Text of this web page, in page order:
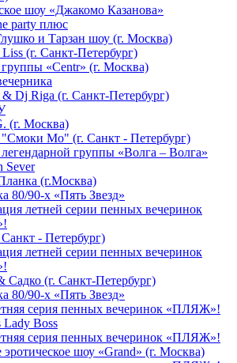
шоу «Джакомо Казанова»
party плюс
и Тарзан шоу (г. Москва)
(г. Санкт-Петербург)
«Centr» (г. Москва)
Dj Riga (г. Санкт-Петербург)
(г. Москва)
Мо" (г. Санкт - Петербург)
группы «Волга – Волга»
Sever
(г.Москва)
80/90-х «Пять Звезд»
летней серии пенных вечеринок
- Петербург)
летней серии пенных вечеринок
Садко (г. Санкт-Петербург)
80/90-х «Пять Звезд»
серия пенных вечеринок «ПЛЯЖ»!
Lady Boss
серия пенных вечеринок «ПЛЯЖ»!
шоу «Grand» (г. Москва)